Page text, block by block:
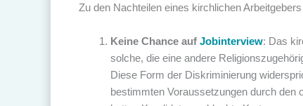
Zu den Nachteilen eines kirchlichen
Keine Chance auf Jobinterview: Das
solche, die eine andere
Diese Form der Diskriminierung
bestimmten Voraussetzungen durch den